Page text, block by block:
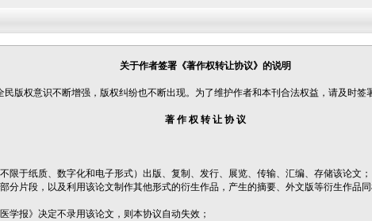
关于作者签署《著作权转让协议》的说明
版权意识不断增强，版权纠纷也不断出现。为了维护作者和本刊合法权益，请及时签
著 作 权 转 让 协 议
限于纸质、数字化和电子形式）出版、复制、发行、展览、传输、汇编、存储该论文；
分片段，以及利用该论文制作其他形式的衍生作品，产生的摘要、外文版等衍生作品
学报》决定不录用该论文，则本协议自动失效；